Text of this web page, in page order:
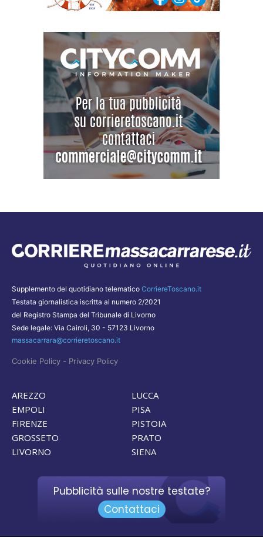
Supplemento del quotidiano telematico CorriereToscano.it
Testata giornalistica iscritta al numero 2/2021
del Registro Stampa del Tribunale di Livorno
Sede legale: Via Cairoli, 30 - 57123 Livorno
massacarrara@corrieretoscano.it
Cookie Policy - Privacy Policy
AREZZO
EMPOLI
FIRENZE
GROSSETO
LIVORNO
LUCCA
PISA
PISTOIA
PRATO
SIENA
Pubblicità sulle nostre testate?
Contattaci